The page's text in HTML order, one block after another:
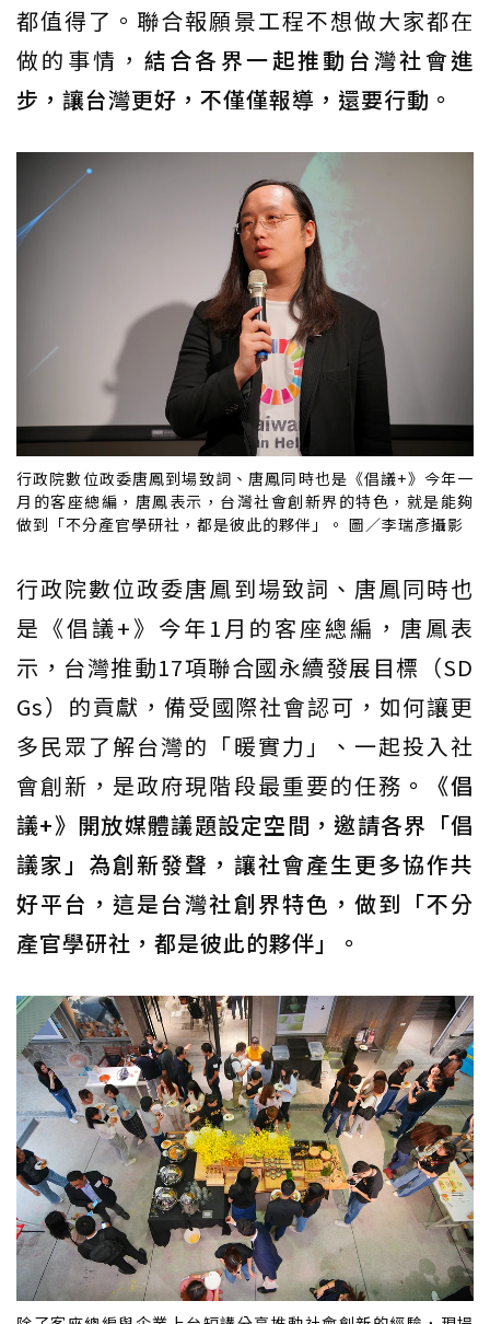
都值得了。聯合報願景工程不想做大家都在
做的事情， 結合各界一起推動台灣社會進
步，讓台灣更好，不僅僅報導，還要行動。
行政院數位政委唐鳳到場致詞、唐鳳同時也是《倡議+》今年一
月的客座總編，唐鳳表示，台灣社會創新界的特色，就是能夠
做到「不分產官學研社，都是彼此的夥伴」。 圖／李瑞彥攝影
行政院數位政委唐鳳到場致詞、唐鳳同時也
是《倡議+》今年1月的客座總編，唐鳳表
示，台灣推動17項聯合國永續發展目標（SD
Gs）的貢獻，備受國際社會認可，如何讓更
多民眾了解台灣的「暖實力」、一起投入社
會創新，是政府現階段最重要的任務 。《倡
議+》開放媒體議題設定空間，邀請各界「倡
議家」為創新發聲，讓社會產生更多協作共
好平台，這是台灣社創界特色，做到「不分
產官學研社，都是彼此的夥伴」。